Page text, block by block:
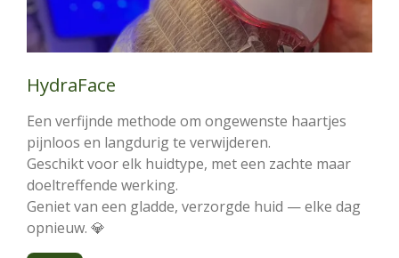
HydraFace
Een verfijnde methode om ongewenste haartjes
pijnloos en langdurig te verwijderen.
Geschikt voor elk huidtype, met een zachte maar
doeltreffende werking.
Geniet van een gladde, verzorgde huid — elke dag
opnieuw. 💎